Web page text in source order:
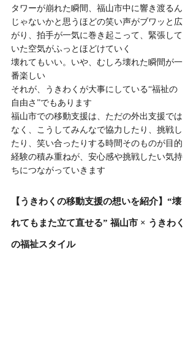
タワーが崩れた瞬間、福山市中に響き渡るん
じゃないかと思うほどの笑い声がブワッと広
がり、拍手が一気に巻き起こって、緊張して
いた空気がふっとほどけていく
壊れてもいい。いや、むしろ壊れた瞬間が一
番楽しい
それが、うきわくが大事にしている“福祉の
自由さ”でもあります
福山市での移動支援は、ただの外出支援では
なく、こうしてみんなで協力したり、挑戦し
たり、笑い合ったりする時間そのものが目的
経験の積み重ねが、安心感や挑戦したい気持
ちにつながっていきます
【うきわくの移動支援の想いを紹介】“壊
れてもまた立て直せる” 福山市 × うきわく
の福祉スタイル